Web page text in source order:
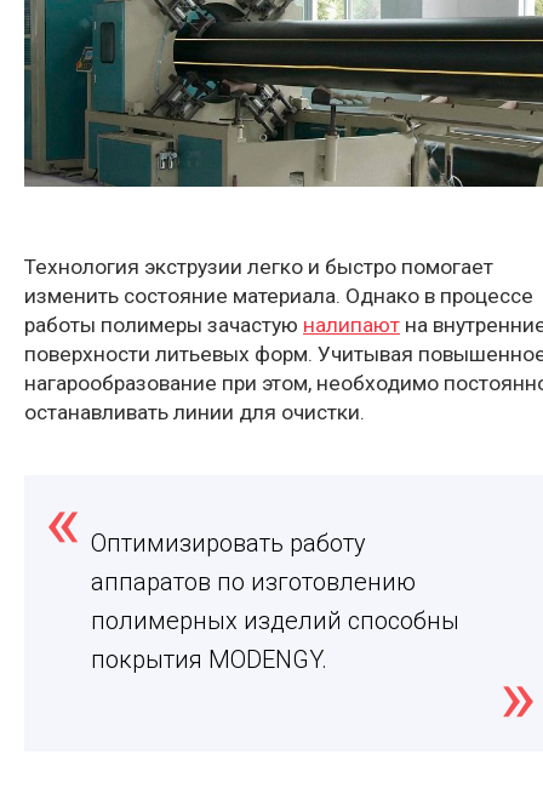
Технология экструзии легко и быстро помогает
изменить состояние материала. Однако в процессе
работы полимеры зачастую налипают на
поверхности литьевых форм. Учитывая
нагарообразование при этом, необходимо
останавливать линии для очистки.
Оптимизировать работу
аппаратов по изготовлению
полимерных изделий способны
покрытия MODENGY.